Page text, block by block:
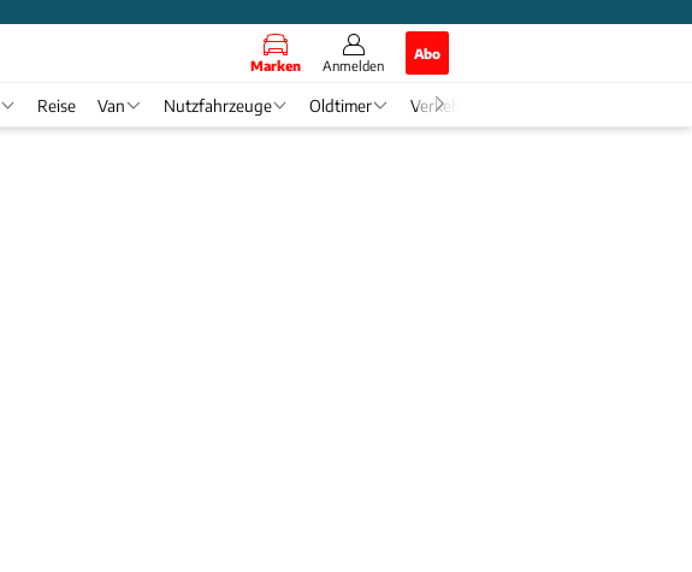
Marken Anmelden
Abo
Reise Van Nutzfahrzeuge Oldtimer Verkehr